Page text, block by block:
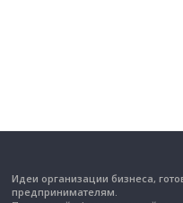
Идеи организации бизнеса,
предпринимателям.